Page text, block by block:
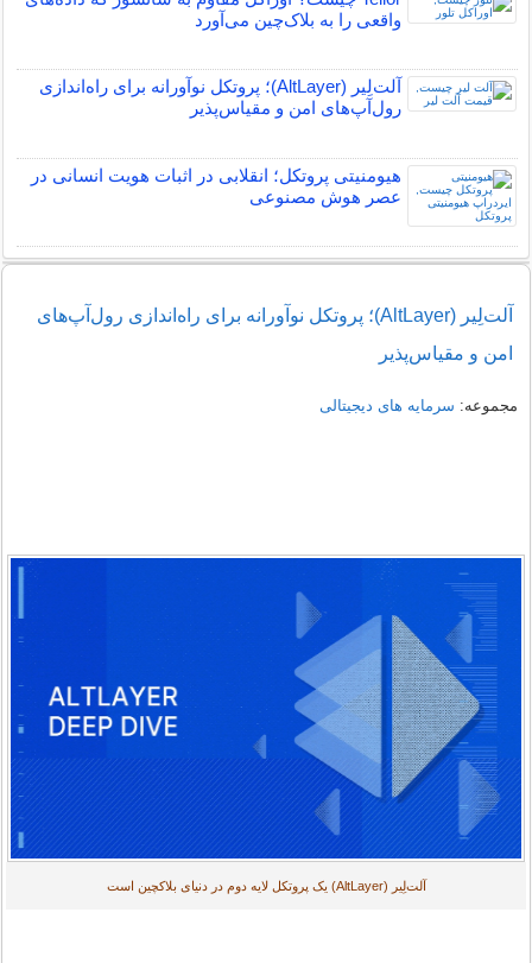
واقعی را به بلاک‌چین می‌آورد
آلت‌لِیر (AltLayer)؛ پروتکل نوآورانه برای راه‌اندازی
رول‌آپ‌های امن و مقیاس‌پذیر
هیومنیتی پروتکل؛ انقلابی در اثبات هویت انسانی در
عصر هوش مصنوعی
آلت‌لِیر (AltLayer)؛ پروتکل نوآورانه برای راه‌اندازی رول‌آپ‌های
امن و مقیاس‌پذیر
مجموعه: سرمایه های دیجیتالی
آلت‌لِیر (AltLayer) یک پروتکل لایه دوم در دنیای بلاکچین است